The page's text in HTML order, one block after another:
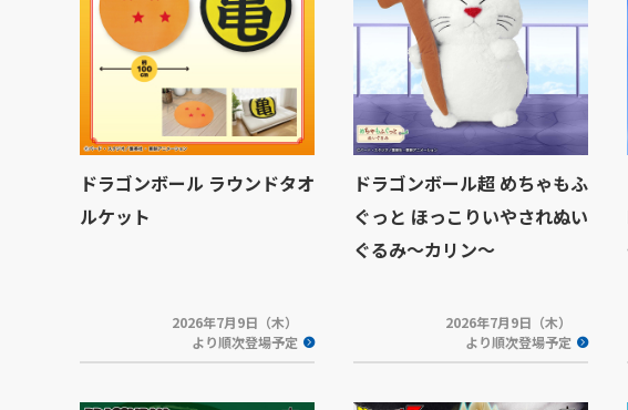
ドラゴンボール ラウンドタオ
ルケット
2026年7月9日（木）
より順次登場予定
ドラゴンボール超 めちゃもふ
ぐっと ほっこりいやされぬい
ぐるみ～カリン～
2026年7月9日（木）
より順次登場予定